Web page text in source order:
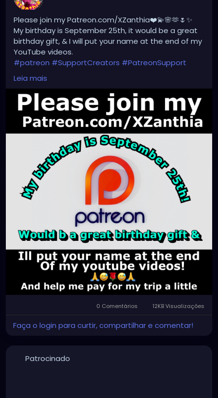
Please join my Patreon.com/XZanthia❤️💫🌸🫶🌷✨
My birthday is September 25th, it would be a great
birthday gift, & I will put your name at the end of my
YouTube videos.
#patreon #SupportCreators #PatreonSupport
#ExclusiveContent
#BecomeAPatron
#CreatorsOnPatreon
#SupportArtists
#CreativeCommunity#BehindTheScenes
#CreatorEconomy
#IndependentCreator
#SubscribeNow#PatreonPerks #MembersOnly
#SupportSmallCreators#CreativeFunding
#SupportMyWork
Leia mais
0 Comentários 12KB Visualizações
Faça o login para curtir, compartilhar e comentar!
Patrocinado